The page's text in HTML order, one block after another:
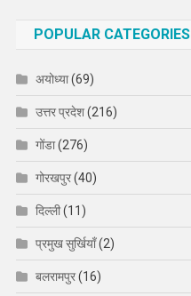
POPULAR CATEGORIES
अयोध्या(69)
उत्तर प्रदेश(216)
गोंडा(276)
गोरखपुर(40)
दिल्ली(11)
प्रमुख सुर्खियाँ(2)
बलरामपुर(16)